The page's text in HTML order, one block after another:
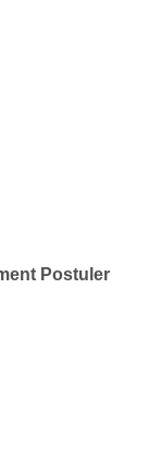
Postuler